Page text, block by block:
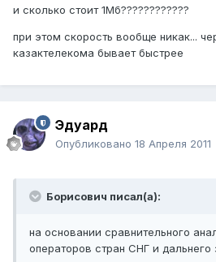
и сколько стоит 1Мб????????????
при этом скорость вообще никак...
казактелекома бывает быстрее
Эдуард
Опубликовано 18 Апреля 2011
Борисович писал(а):
на основании сравнительного
операторов стран СНГ и дальнего